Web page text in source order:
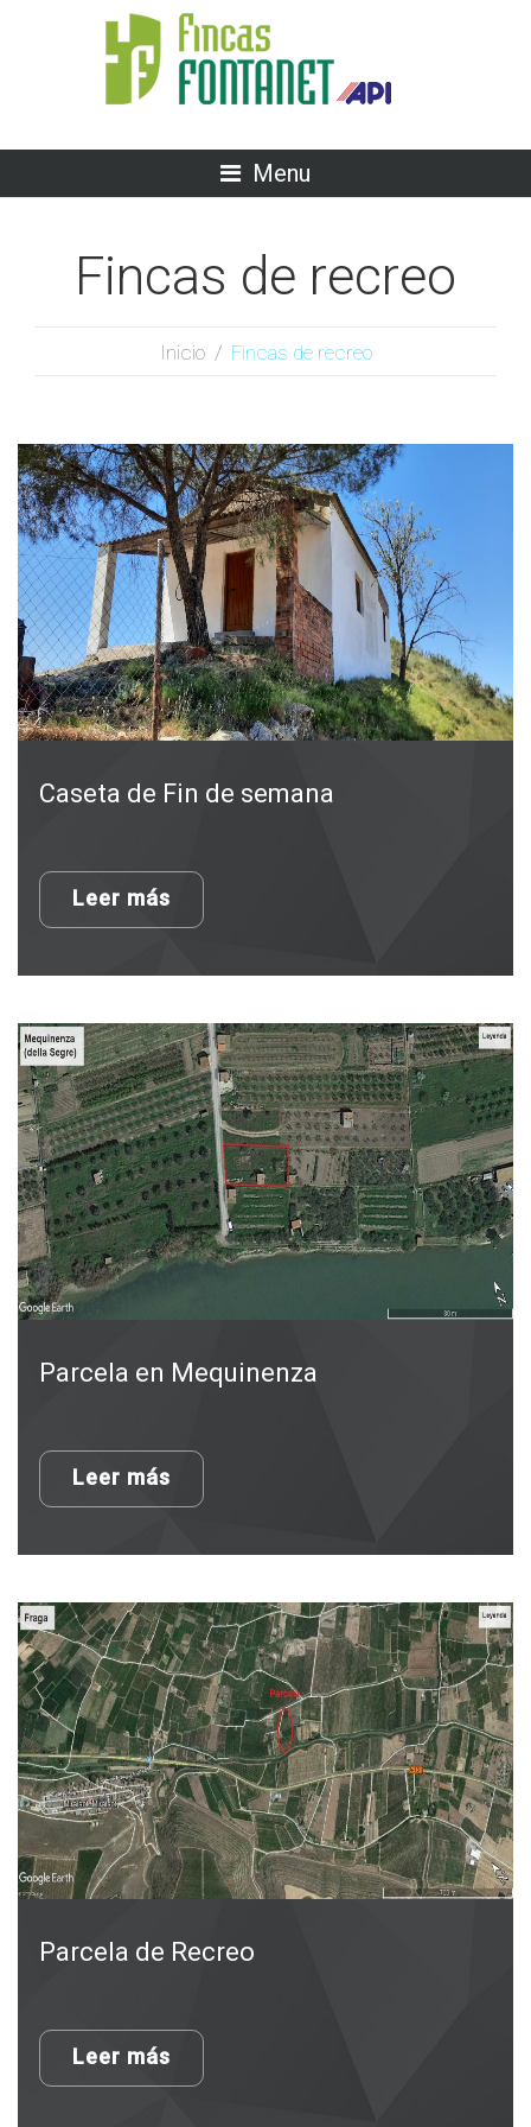
Menu
Fincas de recreo
Inicio / Fincas de recreo
Caseta de Fin de semana
Leer más
Parcela en Mequinenza
Leer más
Parcela de Recreo
Leer más